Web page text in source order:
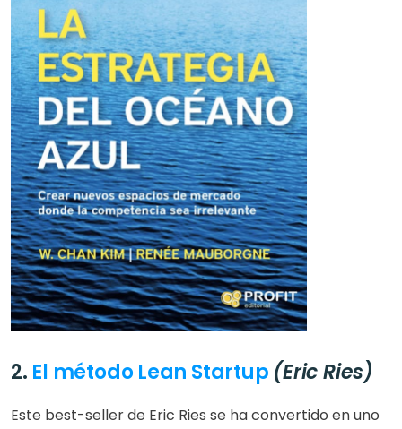
2. El método Lean Startup (Eric Ries)
Este best-seller de Eric Ries se ha convertido en uno